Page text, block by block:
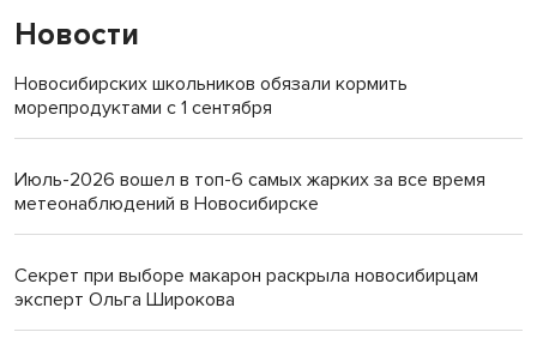
Новости
Новосибирских школьников обязали кормить
морепродуктами с 1 сентября
Июль-2026 вошел в топ-6 самых жарких за все время
метеонаблюдений в Новосибирске
Секрет при выборе макарон раскрыла новосибирцам
эксперт Ольга Широкова